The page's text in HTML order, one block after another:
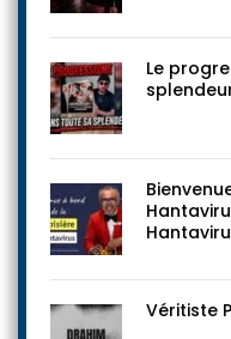
Le
Véritiste